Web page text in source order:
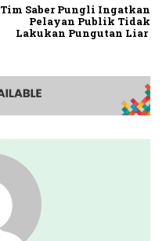
Tim Saber Pungli Ingatkan
Pelayan Publik Tidak
Lakukan Pungutan Liar